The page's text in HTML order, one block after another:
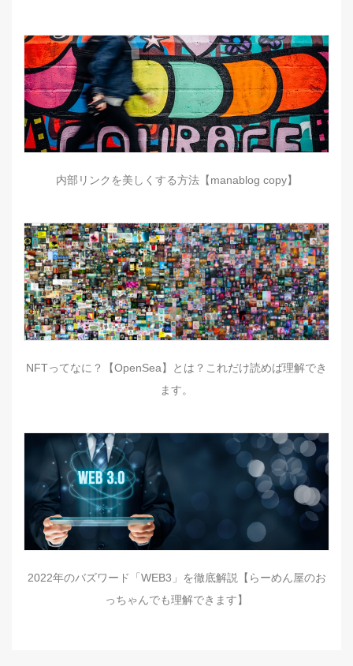
内部リンクを美しくする方法【manablog copy】
NFTってなに？【OpenSea】とは？これだけ読めば理解でき
ます。
2022年のバズワード「WEB3」を徹底解説【らーめん屋のお
っちゃんでも理解できます】